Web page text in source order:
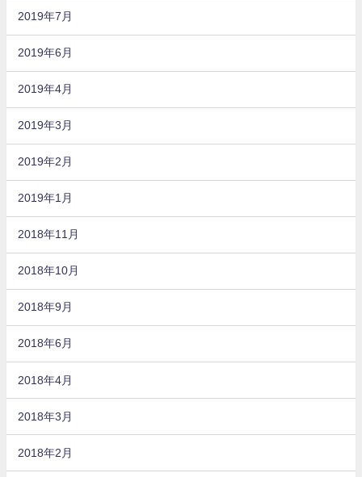
2019年7月
2019年6月
2019年4月
2019年3月
2019年2月
2019年1月
2018年11月
2018年10月
2018年9月
2018年6月
2018年4月
2018年3月
2018年2月